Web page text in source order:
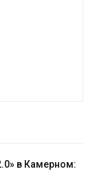
в Камерном: